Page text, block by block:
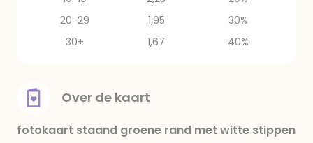
20-29
1,95
30%
30+
1,67 40%
Over de kaart
fotokaart staand groene rand met witte stippen